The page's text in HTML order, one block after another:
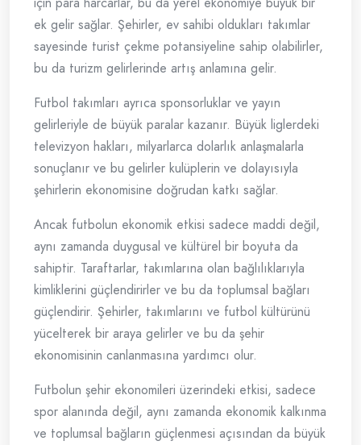
ek gelir sağlar. Şehirler, ev sahibi oldukları takımlar
sayesinde turist çekme potansiyeline sahip olabilirler,
bu da turizm gelirlerinde artış anlamına gelir.
Futbol takımları ayrıca sponsorluklar ve yayın
gelirleriyle de büyük paralar kazanır. Büyük liglerdeki
televizyon hakları, milyarlarca dolarlık anlaşmalarla
sonuçlanır ve bu gelirler kulüplerin ve dolayısıyla
şehirlerin ekonomisine doğrudan katkı sağlar.
Ancak futbolun ekonomik etkisi sadece maddi değil,
aynı zamanda duygusal ve kültürel bir boyuta da
sahiptir. Taraftarlar, takımlarına olan bağlılıklarıyla
kimliklerini güçlendirirler ve bu da toplumsal bağları
güçlendirir. Şehirler, takımlarını ve futbol kültürünü
yücelterek bir araya gelirler ve bu da şehir
ekonomisinin canlanmasına yardımcı olur.
Futbolun şehir ekonomileri üzerindeki etkisi, sadece
spor alanında değil, aynı zamanda ekonomik kalkınma
ve toplumsal bağların güçlenmesi açısından da büyük